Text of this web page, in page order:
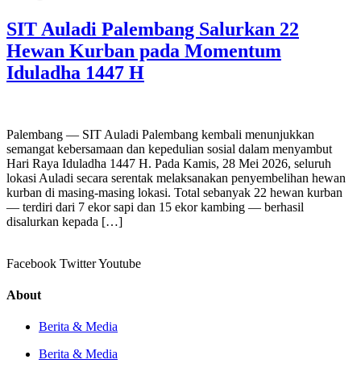
SIT Auladi Palembang Salurkan 22
Hewan Kurban pada Momentum
Iduladha 1447 H
Palembang — SIT Auladi Palembang kembali menunjukkan
semangat kebersamaan dan kepedulian sosial dalam menyambut
Hari Raya Iduladha 1447 H. Pada Kamis, 28 Mei 2026, seluruh
lokasi Auladi secara serentak melaksanakan penyembelihan hewan
kurban di masing-masing lokasi. Total sebanyak 22 hewan kurban
— terdiri dari 7 ekor sapi dan 15 ekor kambing — berhasil
disalurkan kepada […]
Facebook TwitterYoutube
About
Berita & Media
Berita & Media